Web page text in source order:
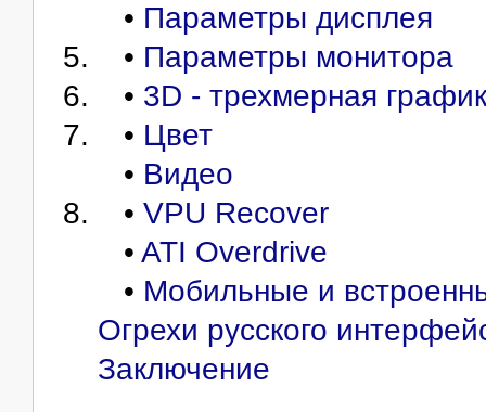
• Параметры дисплея
• Параметры монитора
• 3D - трехмерная
• Цвет
• Видео
• VPU Recover
• ATI Overdrive
• Мобильные и
Огрехи русского
Заключение